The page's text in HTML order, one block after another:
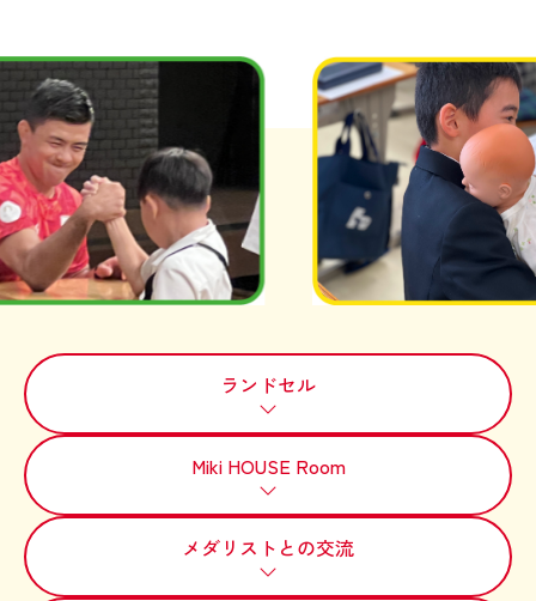
ランドセル
Miki HOUSE Room
メダリストとの交流